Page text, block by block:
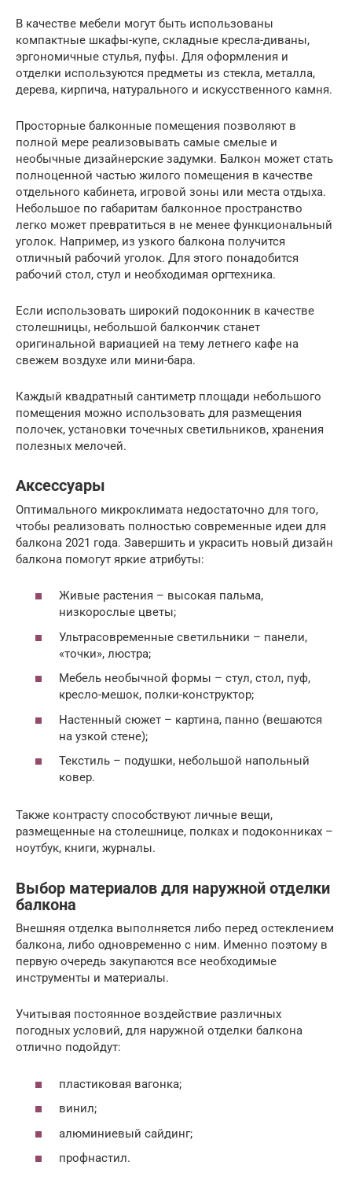
В качестве мебели могут быть использованы
компактные шкафы-купе, складные кресла-диваны,
эргономичные стулья, пуфы. Для оформления и
отделки используются предметы из стекла, металла,
дерева, кирпича, натурального и искусственного камня.
Просторные балконные помещения позволяют в
полной мере реализовывать самые смелые и
необычные дизайнерские задумки. Балкон может стать
полноценной частью жилого помещения в качестве
отдельного кабинета, игровой зоны или места отдыха.
Небольшое по габаритам балконное пространство
легко может превратиться в не менее функциональный
уголок. Например, из узкого балкона получится
отличный рабочий уголок. Для этого понадобится
рабочий стол, стул и необходимая оргтехника.
Если использовать широкий подоконник в качестве
столешницы, небольшой балкончик станет
оригинальной вариацией на тему летнего кафе на
свежем воздухе или мини-бара.
Каждый квадратный сантиметр площади небольшого
помещения можно использовать для размещения
полочек, установки точечных светильников, хранения
полезных мелочей.
Аксессуары
Оптимального микроклимата недостаточно для того,
чтобы реализовать полностью современные идеи для
балкона 2021 года. Завершить и украсить новый дизайн
балкона помогут яркие атрибуты:
Живые растения – высокая пальма,
низкорослые цветы;
Ультрасовременные светильники – панели,
«точки», люстра;
Мебель необычной формы – стул, стол, пуф,
кресло-мешок, полки-конструктор;
Настенный сюжет – картина, панно (вешаются
на узкой стене);
Текстиль – подушки, небольшой напольный
ковер.
Также контрасту способствуют личные вещи,
размещенные на столешнице, полках и подоконниках –
ноутбук, книги, журналы.
Выбор материалов для наружной отделки
балкона
Внешняя отделка выполняется либо перед остеклением
балкона, либо одновременно с ним. Именно поэтому в
первую очередь закупаются все необходимые
инструменты и материалы.
Учитывая постоянное воздействие различных
погодных условий, для наружной отделки балкона
отлично подойдут:
пластиковая вагонка;
винил;
алюминиевый сайдинг;
профнастил.